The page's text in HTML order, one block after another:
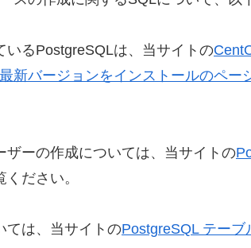
るPostgreSQLは、当サイトの
新バージョンをインストールのペー
ーの作成については、当サイトの
ください。
は、当サイトのPostgreSQL テー